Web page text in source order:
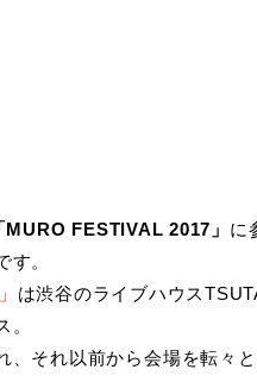
MURO FESTIVAL 2017」 に
す。
は渋谷のライブハウス
、それ以前から会場を転々